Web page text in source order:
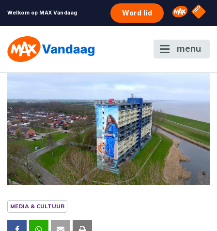
Welkom op MAX Vandaag Word lid Omroep
NPO
menu
MEDIA & CULTUUR